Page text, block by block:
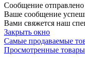
Сообщение отправлено
Ваше сообщение
Вами свяжется наш
Закрыть окно
Самые продаваемые
Просмотренные товары